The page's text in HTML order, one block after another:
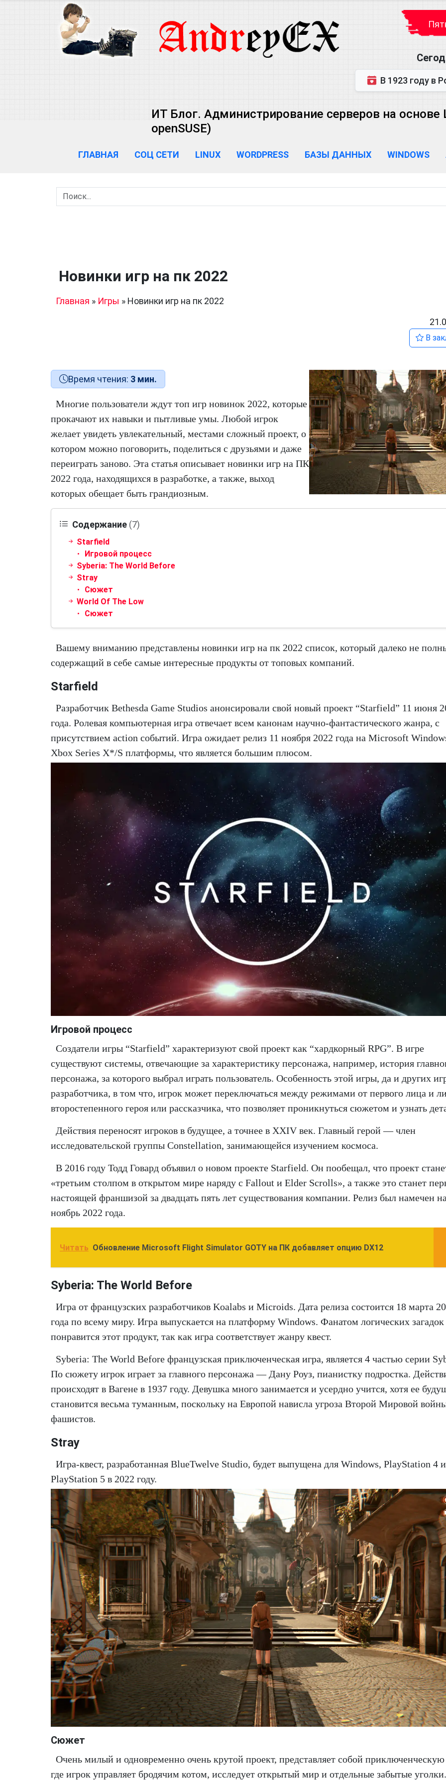
В 1923 году в Ростове-на-Дону
ИТ Блог. Администрирование серверов на основе
openSUSE)
ГЛАВНАЯ СОЦ СЕТИ LINUX WORDPRESS БАЗЫ ДАННЫХ WINDOWS
Новинки игр на пк 2022
Главная » Игры » Новинки игр на пк 2022
В
Время чтения: 3 мин.
Многие пользователи ждут топ игр новинок 2022, которые
прокачают их навыки и пытливые умы. Любой игрок
желает увидеть увлекательный, местами сложный проект, о
котором можно поговорить, поделиться с друзьями и даже
переиграть заново. Эта статья описывает новинки игр на ПК
2022 года, находящихся в разработке, а также, выход
которых обещает быть грандиозным.
Содержание (7)
Starfield
Игровой процесс
Syberia: The World Before
Stray
Сюжет
World Of The Low
Сюжет
Вашему вниманию представлены новинки игр на пк 2022 список, который далеко не
содержащий в себе самые интересные продукты от топовых компаний.
Starfield
Разработчик Bethesda Game Studios анонсировали свой новый проект “Starfield” 11 июня
года. Ролевая компьютерная игра отвечает всем канонам научно-фантастического жанра, с
присутствием action событий. Игра ожидает релиз 11 ноября 2022 года на Microsoft
Xbox Series X*/S платформы, что является большим плюсом.
Игровой процесс
Создатели игры “Starfield” характеризуют свой проект как “хардкорный RPG”. В игре
существуют системы, отвечающие за характеристику персонажа, например, история
персонажа, за которого выбрал играть пользователь. Особенность этой игры, да и других
разработчика, в том что, игрок может переключаться между режимами от первого лица и
второстепенного героя или рассказчика, что позволяет проникнуться сюжетом и узнать
Действия переносят игроков в будущее, а точнее в XXIV век. Главный герой — член
исследовательской группы Constellation, занимающейся изучением космоса.
В 2016 году Тодд Говард объявил о новом проекте Starfield. Он пообещал, что проект
«третьим столпом в открытом мире наряду с Fallout и Elder Scrolls», а также это станет
настоящей франшизой за двадцать пять лет существования компании. Релиз был намечен
ноябрь 2022 года.
Читать Обновление Microsoft Flight Simulator GOTY на ПК добавляет опцию DX12
Syberia: The World Before
Игра от французских разработчиков Koalabs и Microids. Дата релиза состоится 18 марта
года по всему миру. Игра выпускается на платформу Windows. Фанатом логических загадок
понравится этот продукт, так как игра соответствует жанру квест.
Syberia: The World Before французская приключенческая игра, является 4 частью серии
По сюжету игрок играет за главного персонажа — Дану Роуз, пианистку подростка.
происходят в Вагене в 1937 году. Девушка много занимается и усердно учится, хотя ее
становится весьма туманным, поскольку на Европой нависла угроза Второй Мировой
фашистов.
Stray
Игра-квест, разработанная BlueTwelve Studio, будет выпущена для Windows, PlayStation 4 и
PlayStation 5 в 2022 году.
Сюжет
Очень милый и одновременно очень крутой проект, представляет собой приключенческую
где игрок управляет бродячим котом, исследует открытый мир и отдельные забытые